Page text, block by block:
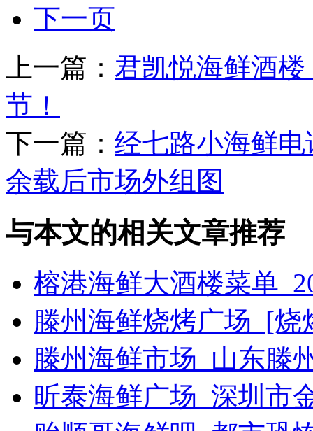
下一页
上一篇： 君凯悦海鲜酒
节！
下一篇： 经七路小海鲜
余载后市场外组图
与本文的相关文章推荐
榕港海鲜大酒楼菜单
滕州海鲜烧烤广场_[
滕州海鲜市场_山东滕
昕泰海鲜广场_深圳市